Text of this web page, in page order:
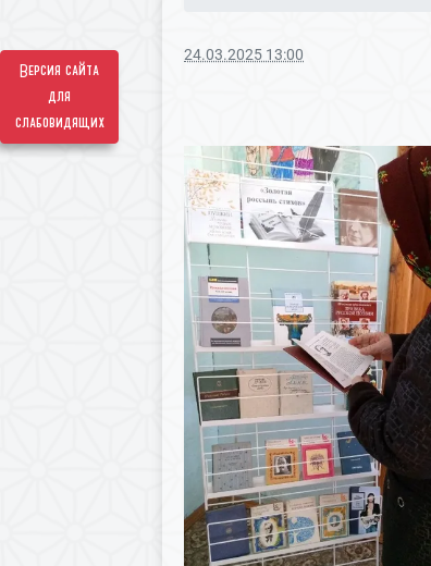
Версия сайта
для
слабовидящих
24.03.2025 13:00